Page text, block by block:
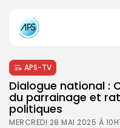
APS-TV
Dialogue national :
du parrainage et
politiques
MERCREDI 28 MAI 2025 À